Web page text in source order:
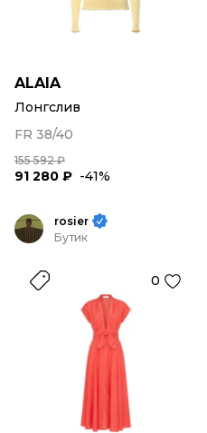
ALAIA
Лонгслив
FR 38/40
155 592 ₽
91 280 ₽ -41%
rosier
Бутик
0